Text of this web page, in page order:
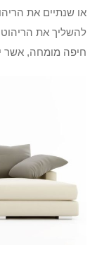
או שנתיים את
להשליך את
חיפה מומחה, אשר